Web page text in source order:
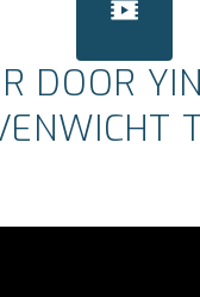
DOOR